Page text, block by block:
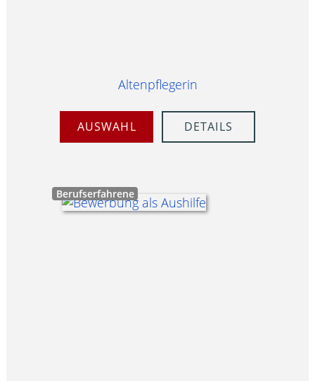
Altenpflegerin
AUSWAHL DETAILS
Berufserfahrene